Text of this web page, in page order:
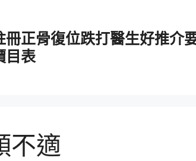
冊正骨復位跌打醫生好推介
目表
不適